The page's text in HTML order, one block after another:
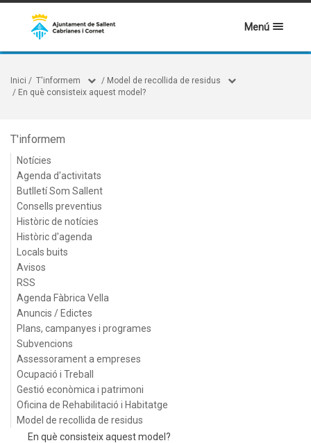
Menú
Inici / T'informem / Model de recollida de residus
/ En què consisteix aquest model?
T'informem
Notícies
Agenda d'activitats
Butlletí Som Sallent
Consells preventius
Històric de notícies
Històric d'agenda
Locals buits
Avisos
RSS
Agenda Fàbrica Vella
Anuncis / Edictes
Plans, campanyes i programes
Subvencions
Assessorament a empreses
Ocupació i Treball
Gestió econòmica i patrimoni
Oficina de Rehabilitació i Habitatge
Model de recollida de residus
En què consisteix aquest model?